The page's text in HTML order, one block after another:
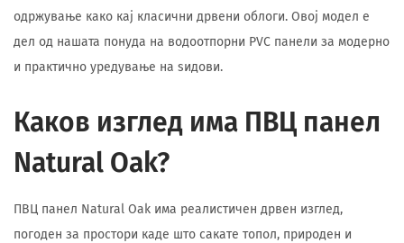
одржување како кај класични дрвени облоги. Овој модел е
дел од нашата понуда на водоотпорни PVC панели за модерно
и практично уредување на ѕидови.
Каков изглед има ПВЦ панел
Natural Oak?
ПВЦ панел Natural Oak има реалистичен дрвен изглед,
погоден за простори каде што сакате топол, природен и